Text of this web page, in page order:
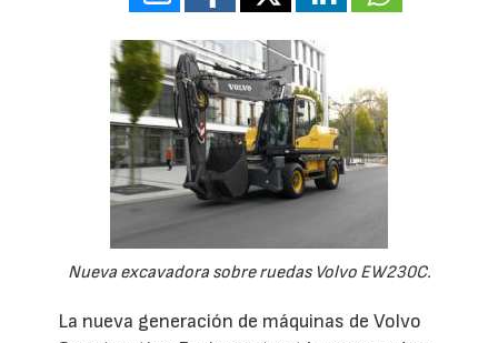
Nueva excavadora sobre ruedas Volvo EW230C.
La nueva generación de máquinas de Volvo